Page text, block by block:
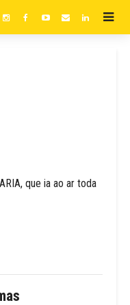
que ia ao ar toda